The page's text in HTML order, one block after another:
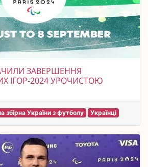
ЗАВЕРШЕННЯ
ІГОР-2024 УРОЧИСТОЮ
збірна України з футболу Українці